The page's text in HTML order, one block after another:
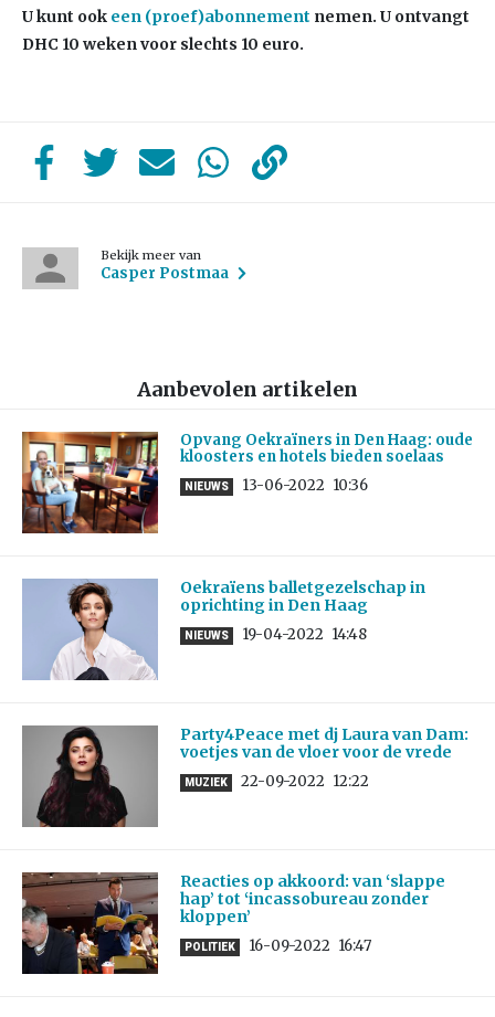
U kunt ook een (proef)abonnement nemen. U ontvangt
DHC 10 weken voor slechts 10 euro.
Bekijk meer van
Casper Postmaa
Aanbevolen artikelen
Opvang Oekraïners in Den Haag: oude
kloosters en hotels bieden soelaas
NIEUWS 13-06-2022 10:36
Oekraïens balletgezelschap in
oprichting in Den Haag
NIEUWS 19-04-2022 14:48
Party4Peace met dj Laura van Dam:
voetjes van de vloer voor de vrede
MUZIEK 22-09-2022 12:22
Reacties op akkoord: van ‘slappe
hap’ tot ‘incassobureau zonder
kloppen’
POLITIEK 16-09-2022 16:47